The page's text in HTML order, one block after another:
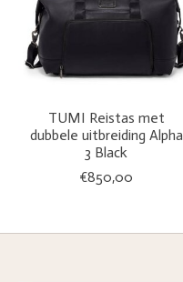
TUMI Reistas met
dubbele uitbreiding Alpha
3 Black
€850,00